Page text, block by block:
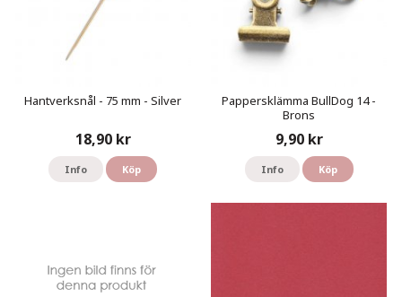
Hantverksnål - 75 mm - Silver
18,90 kr
Info Köp
Pappersklämma BullDog 14 -
Brons
9,90 kr
Info Köp